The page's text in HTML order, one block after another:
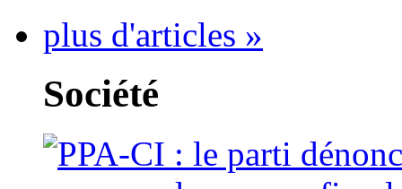
plus d'articles »
Société